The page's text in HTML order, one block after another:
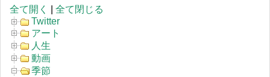
全て開く
全て閉じる
Twitter
アート
人生
動画
季節